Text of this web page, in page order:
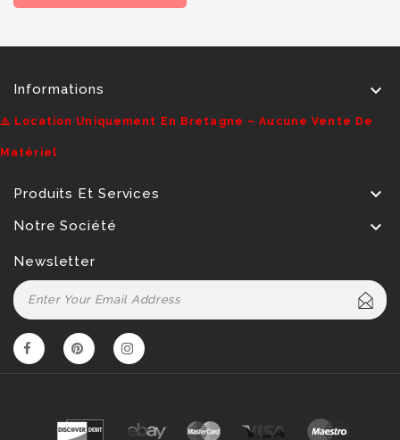
Informations 
⚠️ Location Uniquement En Bretagne – Aucune Vente De
Matériel
Produits Et Services 
Notre Société 
Newsletter